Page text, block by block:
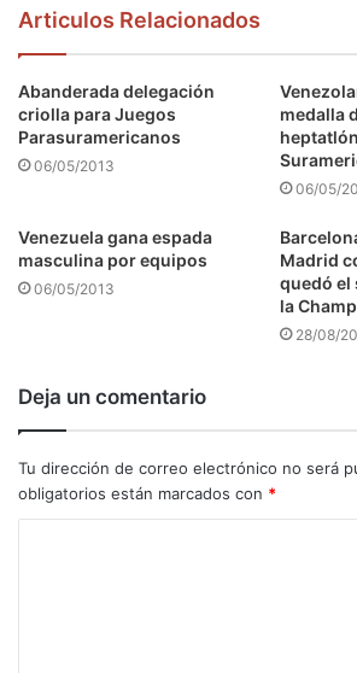
Articulos Relacionados
Abanderada delegación
criolla para Juegos
Parasuramericanos
06/05/2013
medalla
06/05/
Venezuela gana espada
masculina por equipos
06/05/2013
Madrid
quedó el
la
28/08/
Deja un comentario
Tu dirección de correo electrónico no será
obligatorios están marcados con *